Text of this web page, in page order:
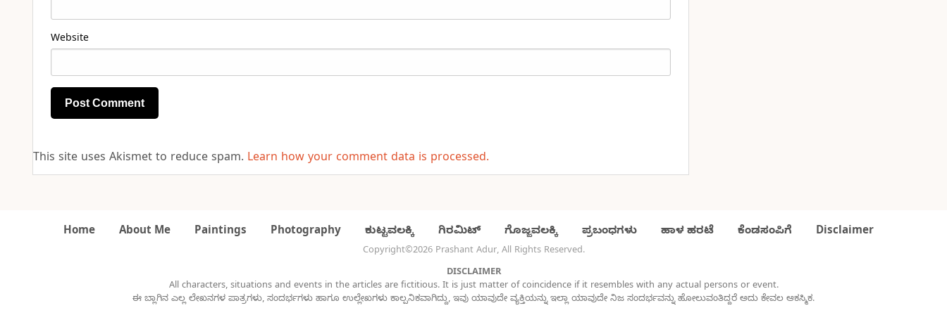
Website
This site uses Akismet to reduce spam. Learn how your comment data is processed.
Home About Me Paintings Photography ಕುಟ್ಟವಲಕ್ಕಿ ಗಿರಮಿಟ್ ಗೊಜ್ಜವಲಕ್ಕಿ ಪ್ರಬಂಧಗಳು ಹಾಳ ಹರಟೆ ಕೆಂಡಸಂಪಿಗೆ Disclaimer
Copyright©2026 Prashant Adur, All Rights Reserved.
DISCLAIMER
All characters, situations and events in the articles are fictitious. It is just matter of coincidence if it resembles with any actual persons or event.
ಈ ಬ್ಲಾಗಿನ ಎಲ್ಲ ಲೇಖನಗಳ ಪಾತ್ರಗಳು, ಸಂದರ್ಭಗಳು ಹಾಗೂ ಉಲ್ಲೇಖಗಳು ಕಾಲ್ಪನಿಕವಾಗಿದ್ದು, ಇವು ಯಾವುದೇ ವ್ಯಕ್ತಿಯನ್ನು ಇಲ್ಲಾ ಯಾವುದೇ ನಿಜ ಸಂದರ್ಭವನ್ನು ಹೋಲುವಂತಿದ್ದರೆ ಅದು ಕೇವಲ ಆಕಸ್ಮಿಕ.